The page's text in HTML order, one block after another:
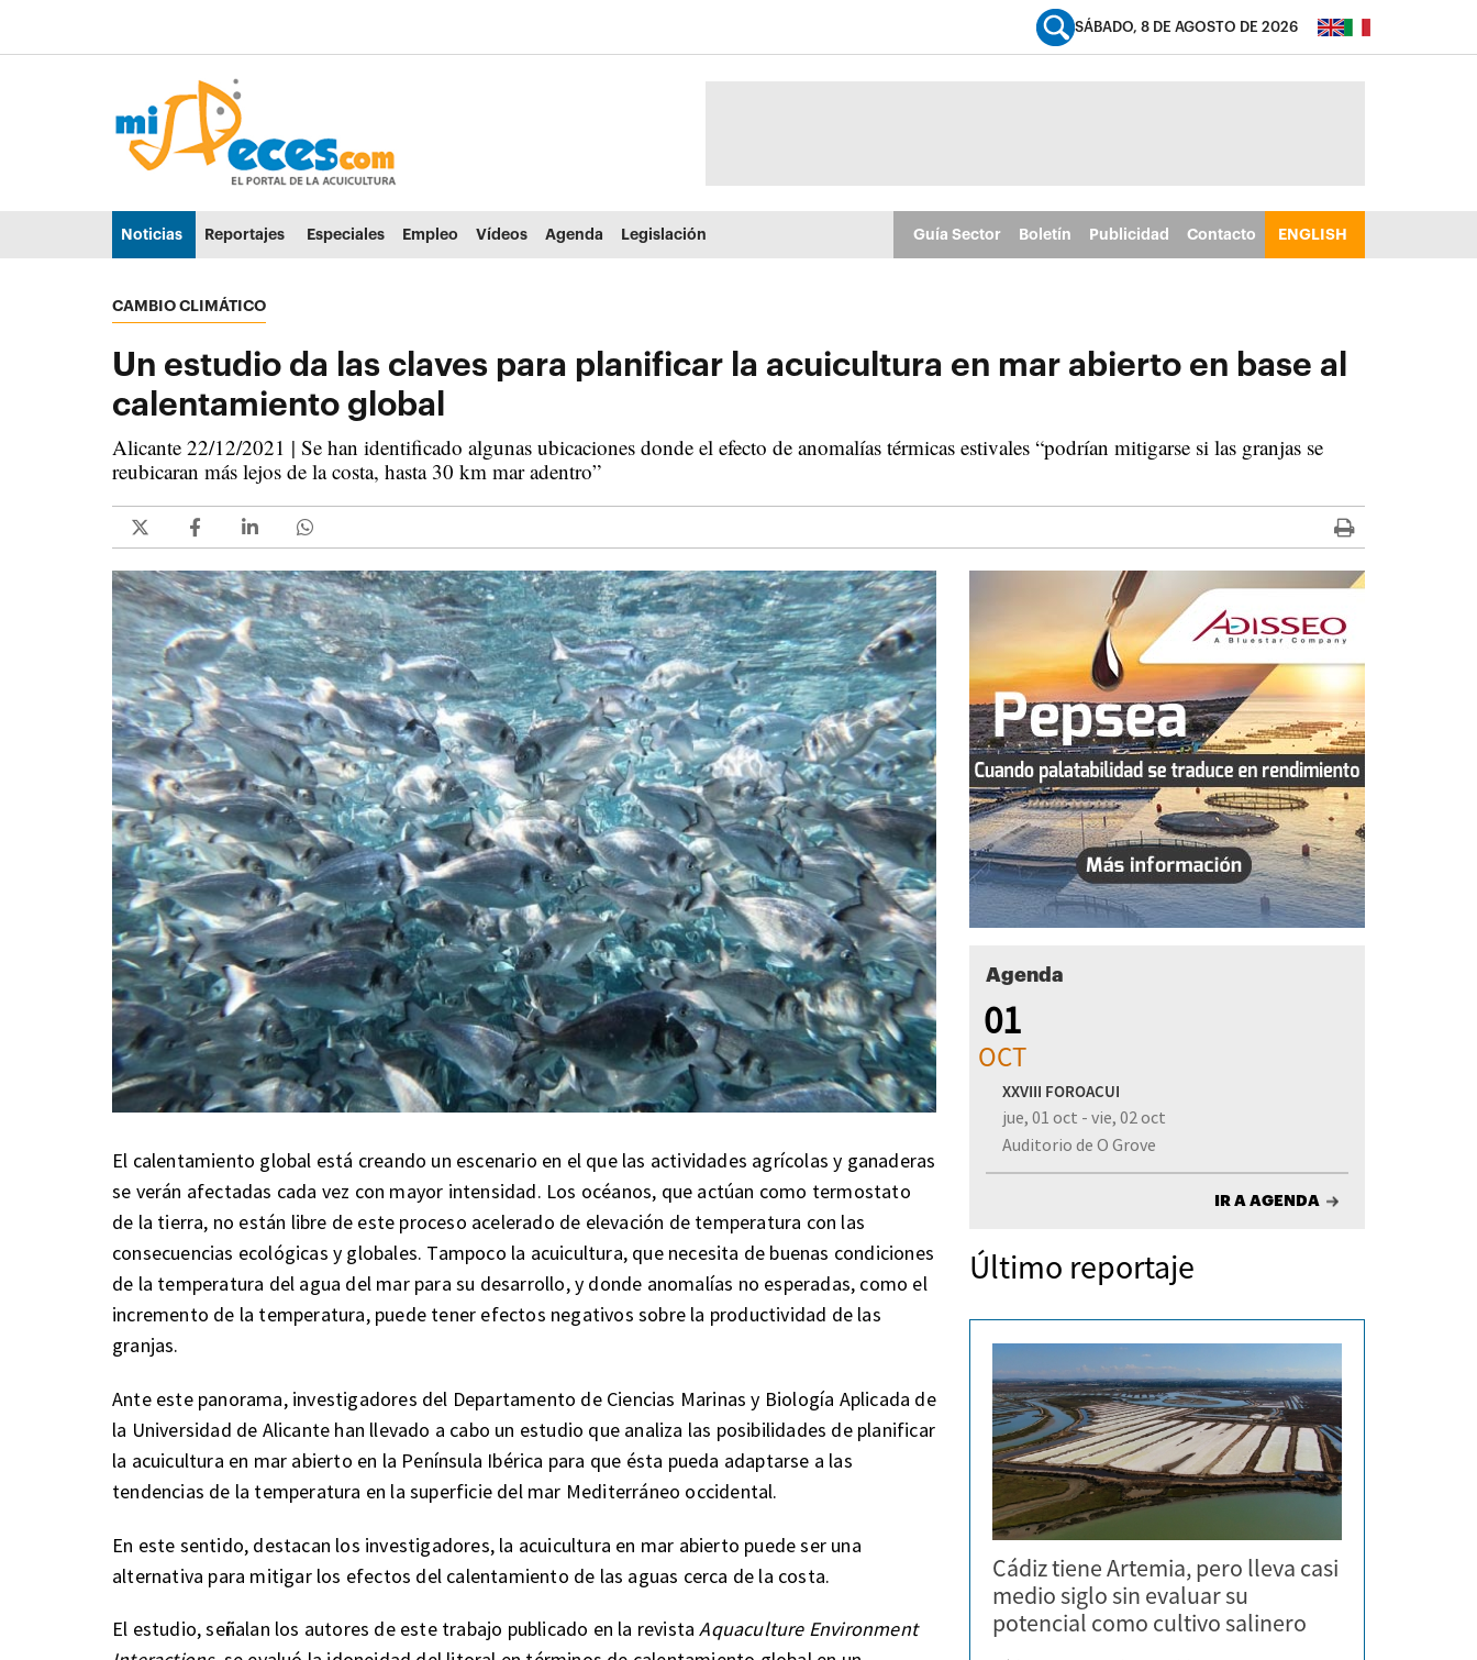
Ir al menú principal (alt + u)
SÁBADO, 8 DE AGOSTO DE 2026
Noticias Reportajes Especiales Empleo Vídeos Agenda Legislación Guía Sector Boletín Publicidad Contacto ENGLISH
CAMBIO CLIMÁTICO
Un estudio da las claves para planificar la acuicultura en mar abierto en base al
calentamiento global
Alicante 22/12/2021 | Se han identificado algunas ubicaciones donde el efecto de anomalías térmicas estivales “podrían mitigarse si las granjas se
reubicaran más lejos de la costa, hasta 30 km mar adentro”
El calentamiento global está creando un escenario en el que las actividades agrícolas y ganaderas
se verán afectadas cada vez con mayor intensidad. Los océanos, que actúan como termostato
de la tierra, no están libre de este proceso acelerado de elevación de temperatura con las
consecuencias ecológicas y globales. Tampoco la acuicultura, que necesita de buenas condiciones
de la temperatura del agua del mar para su desarrollo, y donde anomalías no esperadas, como el
incremento de la temperatura, puede tener efectos negativos sobre la productividad de las
granjas.
Ante este panorama, investigadores del Departamento de Ciencias Marinas y Biología Aplicada de
la Universidad de Alicante han llevado a cabo un estudio que analiza las posibilidades de planificar
la acuicultura en mar abierto en la Península Ibérica para que ésta pueda adaptarse a las
tendencias de la temperatura en la superficie del mar Mediterráneo occidental.
En este sentido, destacan los investigadores, la acuicultura en mar abierto puede ser una
alternativa para mitigar los efectos del calentamiento de las aguas cerca de la costa.
El estudio, señalan los autores de este trabajo publicado en la revistaAquaculture Environment
Agenda
01
OCT
XXVIII FOROACUI
jue, 01 oct - vie, 02 oct
Auditorio de O Grove
IR A AGENDA
Último reportaje
Cádiz tiene Artemia, pero lleva casi
medio siglo sin evaluar su
potencial como cultivo salinero